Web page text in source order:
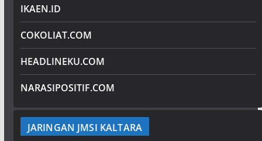
IKAEN.ID
COKOLIAT.COM
HEADLINEKU.COM
NARASIPOSITIF.COM
JARINGAN JMSI KALTARA